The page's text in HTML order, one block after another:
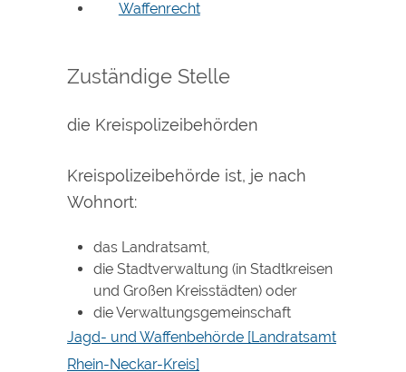
Waffenrecht
Zuständige Stelle
die Kreispolizeibehörden
Kreispolizeibehörde ist, je nach
Wohnort:
das Landratsamt,
die Stadtverwaltung (in Stadtkreisen
und Großen Kreisstädten) oder
die Verwaltungsgemeinschaft
Jagd- und Waffenbehörde [Landratsamt
Rhein-Neckar-Kreis]